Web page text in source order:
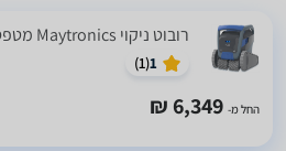
‏רובוט ניקוי Maytronics מטפס Dolphin M700
1
(
1
)
החל מ- 6,349 ₪